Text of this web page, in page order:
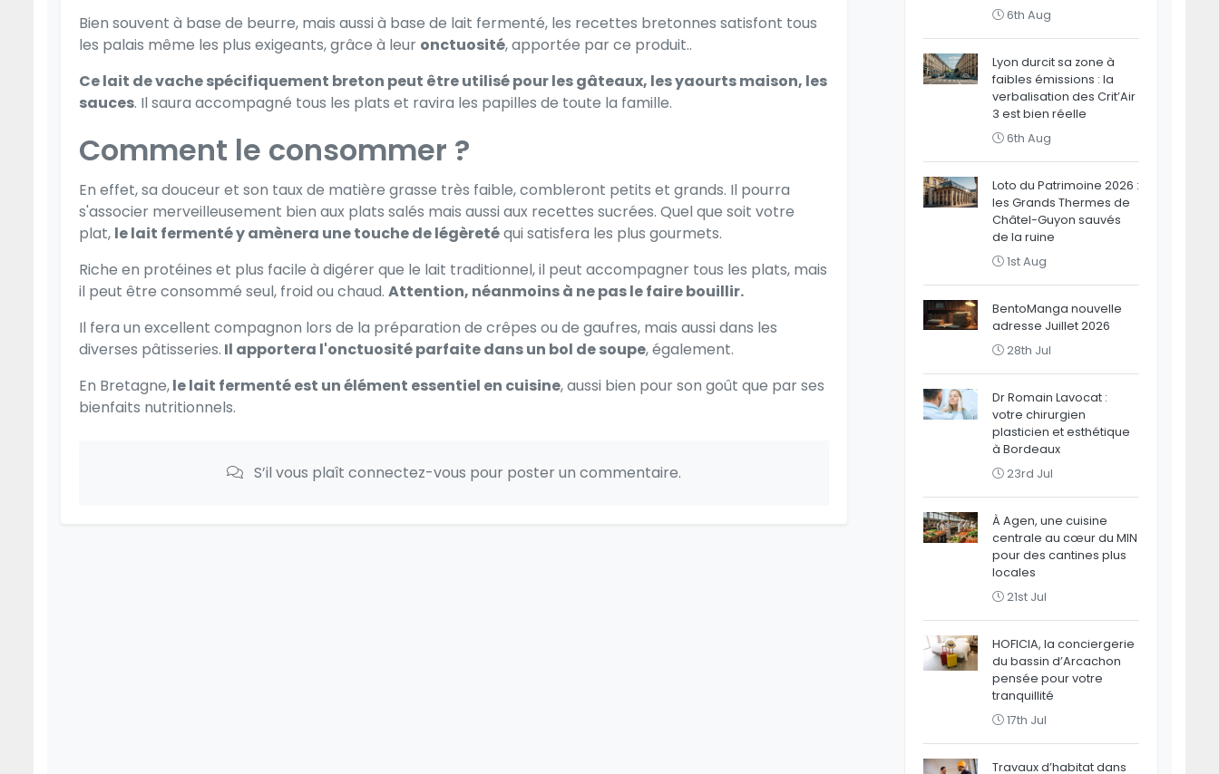
Bien souvent à base de beurre, mais aussi à base de lait fermenté, les recettes bretonnes satisfont tous
les palais même les plus exigeants, grâce à leur onctuosité, apportée par ce produit..
Ce lait de vache spécifiquement breton peut être utilisé pour les gâteaux, les yaourts maison, les
sauces. Il saura accompagné tous les plats et ravira les papilles de toute la famille.
Comment le consommer ?
En effet, sa douceur et son taux de matière grasse très faible, combleront petits et grands. Il pourra
s'associer merveilleusement bien aux plats salés mais aussi aux recettes sucrées. Quel que soit votre
plat, le lait fermenté y amènera une touche de légèretéqui satisfera les plus gourmets.
Riche en protéines et plus facile à digérer que le lait traditionnel, il peut accompagner tous les plats, mais
il peut être consommé seul, froid ou chaud. Attention, néanmoins à ne pas le faire bouillir.
Il fera un excellent compagnon lors de la préparation de crêpes ou de gaufres, mais aussi dans les
diverses pâtisseries. Il apportera l'onctuosité parfaite dans un bol de soupe, également.
En Bretagne,le lait fermenté est un élément essentiel en cuisine, aussi bien pour son goût que par ses
bienfaits nutritionnels.
S’il vous plaît connectez-vous pour poster un commentaire.
6th Aug
Lyon durcit sa zone à
faibles émissions : la
verbalisation des Crit’Air
3 est bien réelle
6th Aug
Loto du Patrimoine 2026 :
les Grands Thermes de
Châtel-Guyon sauvés
de la ruine
1st Aug
BentoManga nouvelle
adresse Juillet 2026
28th Jul
Dr Romain Lavocat :
votre chirurgien
plasticien et esthétique
à Bordeaux
23rd Jul
À Agen, une cuisine
centrale au cœur du MIN
pour des cantines plus
locales
21st Jul
HOFICIA, la conciergerie
du bassin d’Arcachon
pensée pour votre
tranquillité
17th Jul
Travaux d’habitat dans